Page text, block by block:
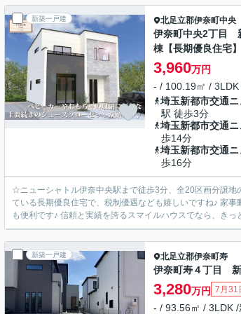
新築一戸建 北足立郡伊奈町中央
伊奈町中央2丁目
棟【長期優良住宅】
3,960万円
- / 100.19㎡ /
埼玉新都市交通
駅 徒歩3分
埼玉新都市交通
歩14分
埼玉新都市交通
歩16分
☆ニューシャトル伊奈中央駅まで徒歩3分、全20区画分譲
ている長期優良住宅で、税制優遇なども嬉しいですね♪ 家
も便利です♪ 信頼と実績を誇るスマイルハウスでなら、き
新築一戸建 北足立郡伊奈町寿
伊奈町寿４丁目
3,280万円 7月31
- / 93.56㎡ / 3LDK /